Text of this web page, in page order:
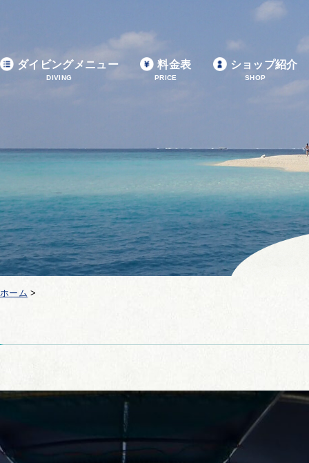
ダイビングメニュー
DIVING
料金表
PRICE
ショップ紹介
SHOP
ホーム >